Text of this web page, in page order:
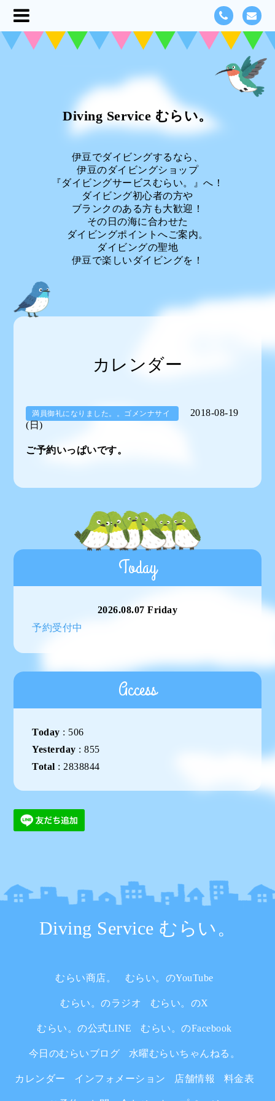
Diving Service むらい。
伊豆でダイビングするなら、
伊豆のダイビングショップ
『ダイビングサービスむらい。』へ！
ダイビング初心者の方や
ブランクのある方も大歓迎！
その日の海に合わせた
ダイビングポイントへご案内。
ダイビングの聖地
伊豆で楽しいダイビングを！
カレンダー
満員御礼になりました。。ゴメンナサイ
2018-08-19
(日)
ご予約いっぱいです。
Today
2026.08.07 Friday
予約受付中
Access
Today : 506
Yesterday :855
Total : 2838844
Diving Service むらい。
むらい商店。 むらい。のYouTube
むらい。のラジオ むらい。のX
むらい。の公式LINE むらい。のFacebook
今日のむらいブログ 水曜むらいちゃんねる。
カレンダー インフォメーション 店舗情報 料金表